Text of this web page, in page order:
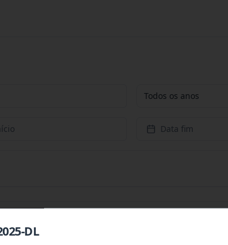
Todos os anos
Data fim
DL